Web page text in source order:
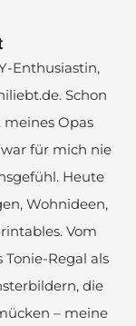
Enthusiastin,
Schon
Opas
für mich nie
Heute
Wohnideen,
Vom
Regal als
die
– meine